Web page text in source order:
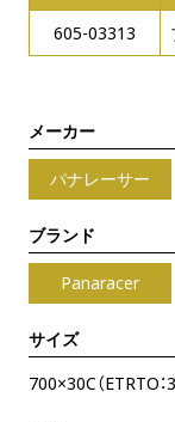
605-03313
メーカー
パナレーサー
ブランド
Panaracer
サイズ
700×30C（ETRTO：